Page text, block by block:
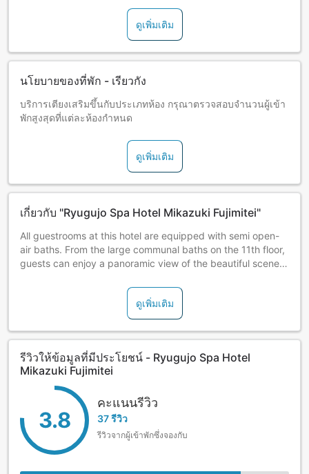
ดูเพิ่มเติม
นโยบายของที่พัก - เรียวกัง
บริการเตียงเสริมขึ้นกับประเภทห้อง กรุณาตรวจสอบจำนวนผู้เข้า
พักสูงสุดที่แต่ละห้องกำหนด
ดูเพิ่มเติม
เกี่ยวกับ "Ryugujo Spa Hotel Mikazuki Fujimitei"
All guestrooms at this hotel are equipped with semi open-
air baths. From the large communal baths on the 11th floor,
guests can enjoy a panoramic view of the beautiful scenery
Kaneda Beach, located just in sight of the hotel.
ดูเพิ่มเติม
รีวิวให้ข้อมูลที่มีประโยชน์ - Ryugujo Spa Hotel
Mikazuki Fujimitei
3.8
คะแนนรีวิว
37 รีวิว
รีวิวจากผู้เข้าพักซึ่งจองกับ